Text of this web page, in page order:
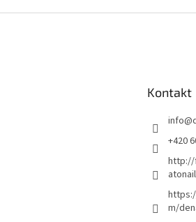
Kontakt
info@
+420
http://
m/